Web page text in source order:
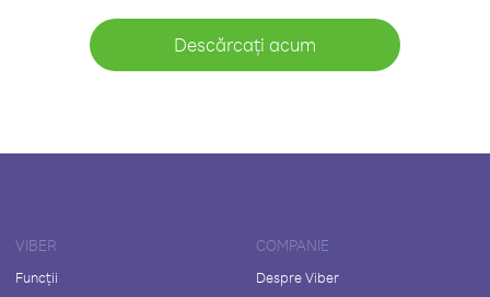
Descărcați acum
VIBER
Funcții
COMPANIE
Despre Viber